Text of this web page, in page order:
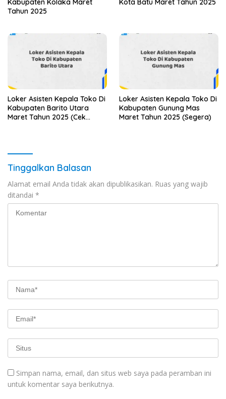
Kabupaten Kolaka Maret
Tahun 2025
Kota Batu Maret Tahun 2025
Loker Asisten Kepala Toko Di
Kabupaten Barito Utara
Maret Tahun 2025 (Cek
Loker Asisten Kepala Toko Di
Kabupaten Gunung Mas
Maret Tahun 2025 (Segera)
Tinggalkan Balasan
Alamat email Anda tidak akan dipublikasikan. Ruas yang wajib
ditandai *
Simpan nama, email, dan situs web saya pada peramban ini
untuk komentar saya berikutnya.